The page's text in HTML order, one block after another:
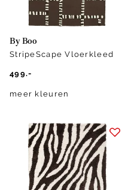
By Boo
StripeScape Vloerkleed
499.-
meer kleuren